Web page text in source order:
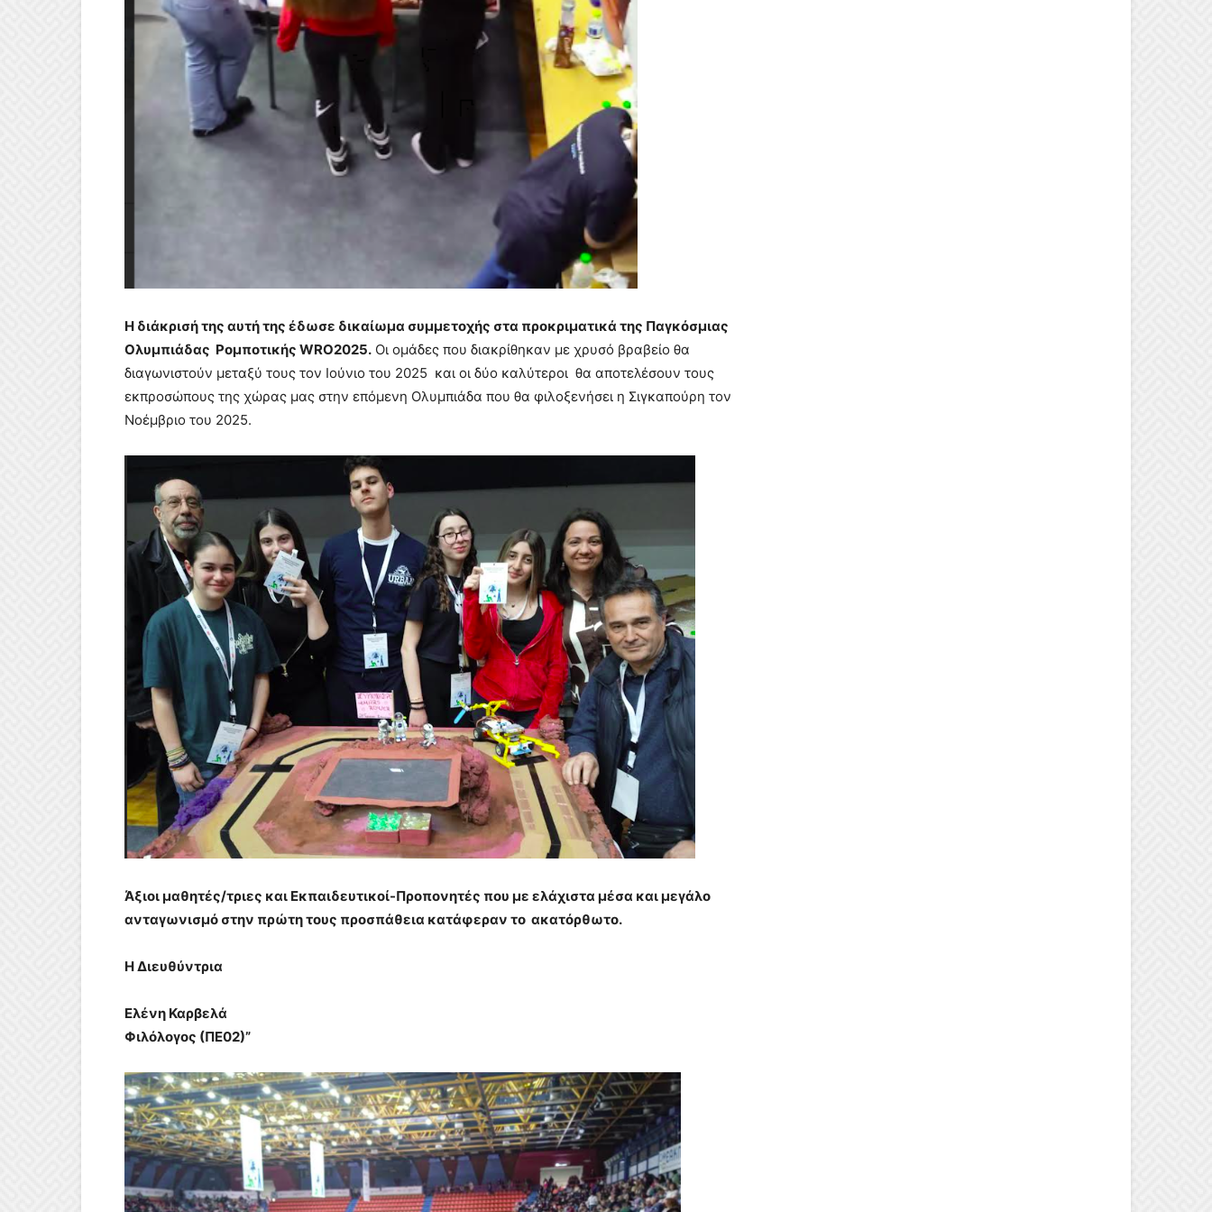
Η διάκρισή της αυτή της έδωσε δικαίωμα συμμετοχής στα προκριματικά της Παγκόσμιας
Ολυμπιάδας Ρομποτικής WRO2025. Οι ομάδες που διακρίθηκαν με χρυσό βραβείο θα
διαγωνιστούν μεταξύ τους τον Ιούνιο του 2025 και οι δύο καλύτεροι θα αποτελέσουν τους
εκπροσώπους της χώρας μας στην επόμενη Ολυμπιάδα που θα φιλοξενήσει η Σιγκαπούρη τον
Νοέμβριο του 2025.
Άξιοι μαθητές/τριες και Εκπαιδευτικοί-Προπονητές που με ελάχιστα μέσα και μεγάλο
ανταγωνισμό στην πρώτη τους προσπάθεια κατάφεραν το ακατόρθωτο.
Η Διευθύντρια
Ελένη Καρβελά
Φιλόλογος (ΠΕ02)”